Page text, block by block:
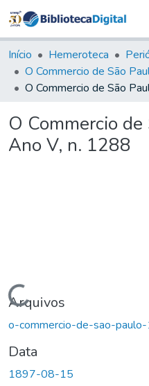
&
Início Hemeroteca
O Commercio de São
O Commercio
Ano V, n. 1288
Carregando...
Arquivos
o-commercio-de-sao-
Data
1897-08-15